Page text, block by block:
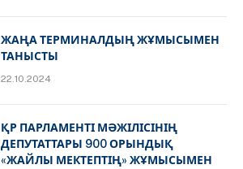
ЖАҢА ТЕРМИНАЛДЫҢ ЖҰМЫСЫМЕН
ТАНЫСТЫ
22.10.2024
ҚР ПАРЛАМЕНТІ МӘЖІЛІСІНІҢ
ДЕПУТАТТАРЫ 900 ОРЫНДЫҚ
«ЖАЙЛЫ МЕКТЕПТІҢ» ЖҰМЫСЫМЕН